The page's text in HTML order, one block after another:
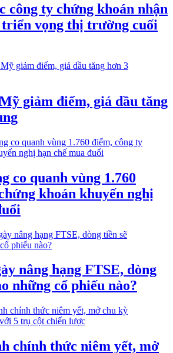
công ty chứng khoán nhận
triển vọng thị trường cuối
giảm điểm, giá dầu tăng
co quanh vùng 1.760
khoán khuyến nghị
nâng hạng FTSE, dòng
những cổ phiếu nào?
chính thức niêm yết, mở